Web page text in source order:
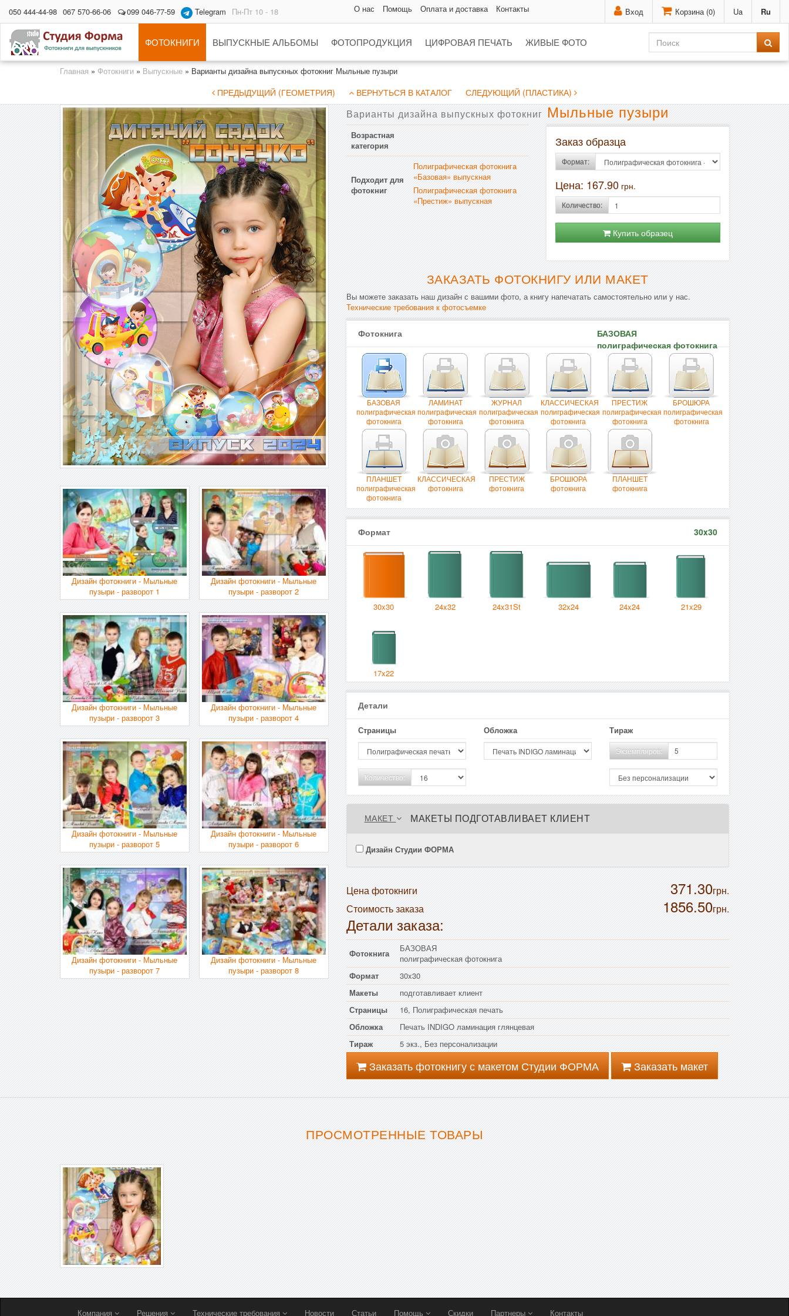
Вход Корзина (0) Ua Ru
050 444-44-98 067 570-66-06 099 046-77-59 Telegram Пн-Пт 10 - 18 О нас Помощь Оплата и доставка Контакты
ФОТОКНИГИ ВЫПУСКНЫЕ АЛЬБОМЫ ФОТОПРОДУКЦИЯ ЦИФРОВАЯ ПЕЧАТЬ ЖИВЫЕ ФОТО
Главная » Фотокниги » Выпускные » Варианты дизайна выпускных фотокниг Мыльные пузыри
ПРЕДЫДУЩИЙ (ГЕОМЕТРИЯ) ВЕРНУТЬСЯ В КАТАЛОГ СЛЕДУЮЩИЙ (ПЛАСТИКА)
Дизайн фотокниги - Мыльные
пузыри - разворот 1
Дизайн фотокниги - Мыльные
пузыри - разворот 2
Дизайн фотокниги - Мыльные
пузыри - разворот 3
Дизайн фотокниги - Мыльные
пузыри - разворот 4
Дизайн фотокниги - Мыльные
пузыри - разворот 5
Дизайн фотокниги - Мыльные
пузыри - разворот 6
Дизайн фотокниги - Мыльные
пузыри - разворот 7
Дизайн фотокниги - Мыльные
пузыри - разворот 8
Варианты дизайна выпускных фотокниг Мыльные пузыри
Возрастная
категория
Подходит для
фотокниг
Полиграфическая фотокнига
«Базовая» выпускная
Полиграфическая фотокнига
«Престиж» выпускная
Заказ образца
Формат:
Цена: 167.90грн.
Количество:
Купить образец
ЗАКАЗАТЬ ФОТОКНИГУ ИЛИ МАКЕТ
Вы можете заказать наш дизайн с вашими фото, а книгу напечатать самостоятельно или у нас.
Технические требования к фотосъемке
Фотокнига
БАЗОВАЯ
полиграфическая фотокнига
БАЗОВАЯ
полиграфическая
фотокнига
ЛАМИНАТ
полиграфическая
фотокнига
ЖУРНАЛ
полиграфическая
фотокнига
КЛАССИЧЕСКАЯ
полиграфическая
фотокнига
ПРЕСТИЖ
полиграфическая
фотокнига
БРОШЮРА
полиграфическая
фотокнига
ПЛАНШЕТ
полиграфическая
фотокнига
КЛАССИЧЕСКАЯ
фотокнига
ПРЕСТИЖ
фотокнига
БРОШЮРА
фотокнига
ПЛАНШЕТ
фотокнига
Формат 30x30
30x30 24x32 24x31St 32x24 24x24 21x29
17x22
Детали
Страницы
Количество:
Обложка Тираж
Экземпляров:
МАКЕТЫ ПОДГОТАВЛИВАЕТ КЛИЕНТ
МАКЕТ
Дизайн Студии ФОРМА
Цена фотокниги 371.30грн.
1856.50грн.
Стоимость заказа
Детали заказа:
Фотокнига
БАЗОВАЯ
полиграфическая фотокнига
Формат
30x30
Макеты
подготавливает клиент
Страницы
16, Полиграфическая печать
Обложка
Печать INDIGO ламинация глянцевая
Тираж
5 экз., Без персонализации
Заказать фотокнигу с макетом Студии ФОРМА Заказать макет
ПРОСМОТРЕННЫЕ ТОВАРЫ
Компания Решения Технические требования Новости Статьи Помощь Скидки Партнеры Контакты